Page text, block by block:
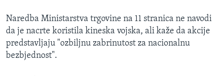
Naredba Ministarstva trgovine na 11 stranica ne navodi
da je nacrte koristila kineska vojska, ali kaže da akcije
predstavljaju "ozbiljnu zabrinutost za nacionalnu
bezbjednost".